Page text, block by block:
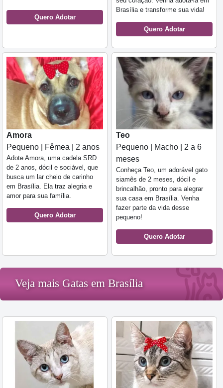
Quero Adotar
Brasília e transforme sua vida!
Quero Adotar
Amora
Pequeno | Fêmea | 2 anos
Adote Amora, uma cadela SRD
de 2 anos, dócil e sociável, que
busca um lar cheio de carinho
em Brasília. Ela traz alegria e
amor para sua família.
Quero Adotar
Teo
Pequeno | Macho | 2 a 6
meses
Conheça Teo, um adorável gato
siamês de 2 meses, dócil e
brincalhão, pronto para alegrar
sua casa em Brasília. Venha
fazer parte da vida desse
pequeno!
Quero Adotar
Veja mais Gatas em Brasília